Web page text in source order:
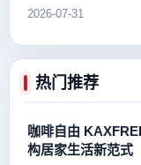
2026-07-31
热门推荐
咖啡自由
构居家生活新范式